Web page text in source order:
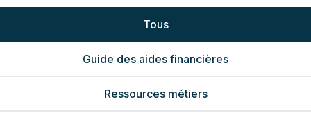
Tous
Guide des aides financières
Ressources métiers